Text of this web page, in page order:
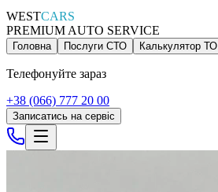
WESTCARS
PREMIUM AUTO SERVICE
Головна Послуги СТО Калькулятор ТО
Телефонуйте зараз
+38 (066) 777 20 00
Записатись на сервіс